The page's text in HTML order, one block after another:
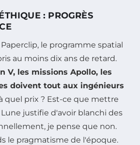
: PROGRÈS
le programme spatial
au moins dix ans de retard.
V, les missions Apollo, les
doivent tout aux ingénieurs
quel prix ? Est-ce que mettre
justifie d'avoir blanchi des
je pense que non.
le pragmatisme de l'époque.